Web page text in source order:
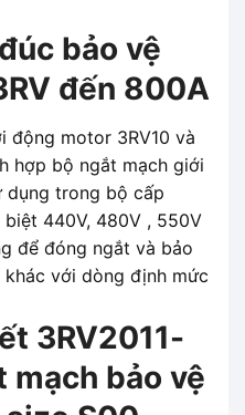
bảo vệ
đến 800A
động motor 3RV10 và
hợp bộ ngắt mạch giới
dụng trong bộ cấp
440V, 480V , 550V
để đóng ngắt và bảo
với dòng định mức
3RV2011-
mạch bảo vệ